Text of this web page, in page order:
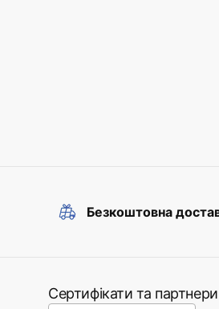
Безкоштовна
Сертифікати та партнери